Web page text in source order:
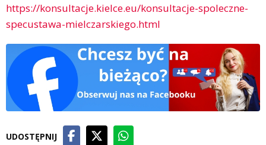
https://konsultacje.kielce.eu/konsultacje-spoleczne-
specustawa-mielczarskiego.html
UDOSTĘPNIJ